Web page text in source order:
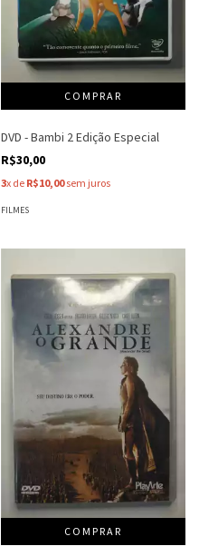
DVD - Bambi 2 Edição Especial
R$30,00
3x de R$10,00sem juros
FILMES